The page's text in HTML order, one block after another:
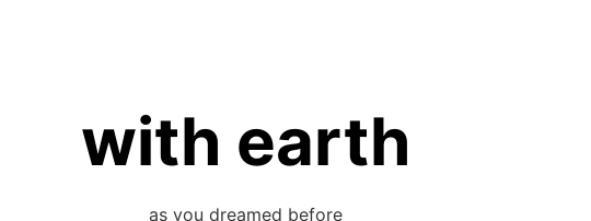
with earth
as you dreamed before